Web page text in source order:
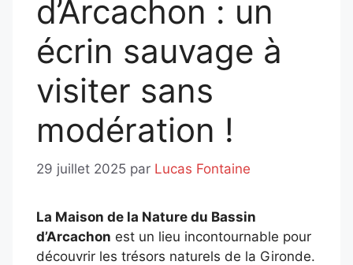
d’Arcachon : un
écrin sauvage à
visiter sans
modération !
29 juillet 2025 par Lucas Fontaine
La Maison de la Nature du Bassin
d’Arcachon est un lieu incontournable pour
découvrir les trésors naturels de la Gironde.